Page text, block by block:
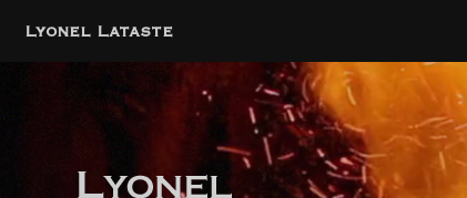
Lyonel Lataste